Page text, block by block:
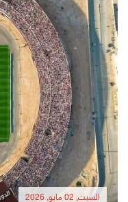
السبت, 02 مايو, 2026